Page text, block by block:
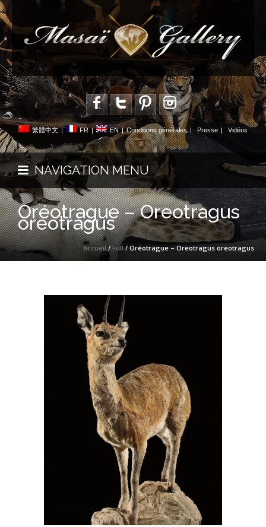
繁體中文 | FR | EN | Conditions générales Presse Vidéos
NAVIGATION MENU
Oréotrague – Oreotragus
oreotragus
Accueil/Full/ Oréotrague – Oreotragus oreotragus